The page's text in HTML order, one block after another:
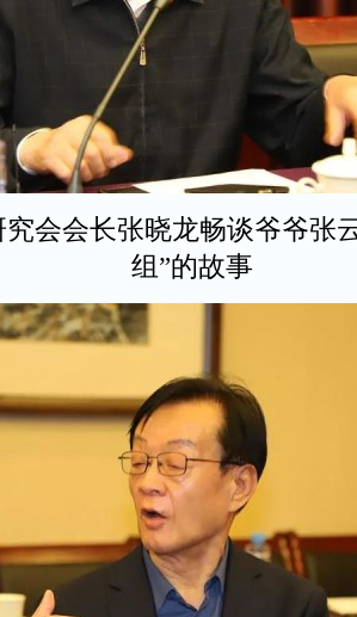
会会长张晓龙畅谈爷爷张
组”的故事